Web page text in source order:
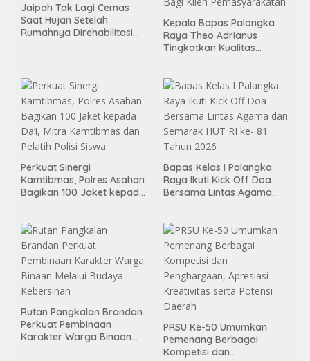
Jaipah Tak Lagi Cemas
Saat Hujan Setelah
Rumahnya Direhabilitasi
Kepala Bapas Palangka
Raya Theo Adrianus
Tingkatkan Kualitas
Pemasyarakatan
Perkuat Sinergi
Kamtibmas, Polres Asahan
Bagikan 100 Jaket kepada
Bapas Kelas I Palangka
Raya Ikuti Kick Off Doa
Bersama Lintas Agama
Rutan Pangkalan Brandan
Perkuat Pembinaan
Karakter Warga Binaan
PRSU Ke-50 Umumkan
Pemenang Berbagai
Kompetisi dan